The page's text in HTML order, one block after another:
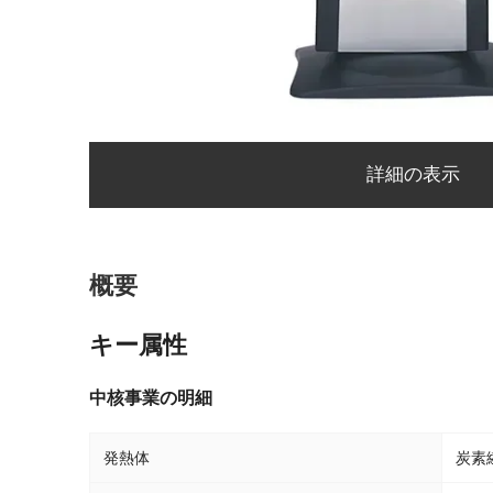
詳細の表示
概要
キー属性
中核事業の明細
発熱体 炭素